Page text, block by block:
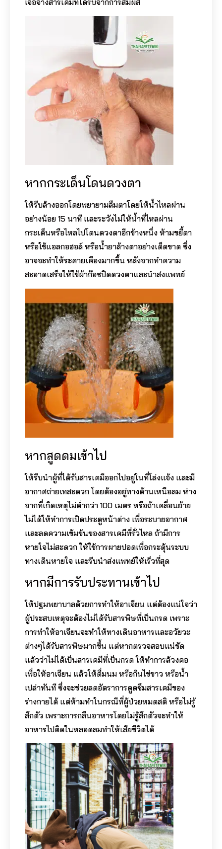
หากกระเด็นโดนดวงตา
ให้รีบล้างออกโดยพยายามลืมตาโดยให้น้ำไหลผ่าน
อย่างน้อย 15 นาที และระวังไม่ให้น้ำที่ไหลผ่าน
กระเด็นหรือไหลไปโดนดวงตาอีกข้างหนึ่ง ห้ามขยี้ตา
หรือใช้แอลกอฮอล์ หรือน้ำยาล้างตาอย่างเด็ดขาด ซึ่ง
อาจจะทำให้ระคายเคืองมากขึ้น หลังจากทำความ
สะอาดเสร็จให้ใช้ผ้าก๊อซปิดดวงตาและนำส่งแพทย์
หากสูดดมเข้าไป
ให้รีบนำผู้ที่ได้รับสารเคมีออกไปอยู่ในที่โล่งแจ้ง และมี
อากาศถ่ายเทสะดวก โดยต้องอยู่ทางด้านเหนือลม ห่าง
จากที่เกิดเหตุไม่ต่ำกว่า 100 เมตร หรือถ้าเคลื่อนย้าย
ไม่ได้ให้ทำการเปิดประตูหน้าต่าง เพื่อระบายอากาศ
และลดความเข้มข้นของสารเคมีที่รั่วไหล ถ้ามีการ
หายใจไม่สะดวก ให้ใช้การผายปอดเพื่อกระตุ้นระบบ
ทางเดินหายใจ และรีบนำส่งแพทย์ให้เร็วที่สุด
หากมีการรับประทานเข้าไป
ให้ปฐมพยาบาลด้วยการทำให้อาเจียน แต่ต้องแน่ใจว่า
ผู้ประสบเหตุจะต้องไม่ได้รับสารพิษที่เป็นกรด เพราะ
การทำให้อาเจียนจะทำให้ทางเดินอาหารและอวัยวะ
ต่างๆได้รับสารพิษมากขึ้น แต่หากตรวจสอบแน่ชัด
แล้วว่าไม่ได้เป็นสารเคมีที่เป็นกรด ให้ทำการล้วงคอ
เพื่อให้อาเจียน แล้วให้ดื่มนม หรือกินไข่ขาว หรือน้ำ
เปล่าทันที ซึ่งจะช่วยลดอัตราการดูดซึมสารเคมีของ
ร่างกายได้ แต่ห้ามทำในกรณีที่ผู้ป่วยหมดสติ หรือไม่รู้
สึกตัว เพราะการกลืนอาหารโดยไม่รู้สึกตัวจะทำให้
อาหารไปติดในหลอดลมทำให้เสียชีวิตได้